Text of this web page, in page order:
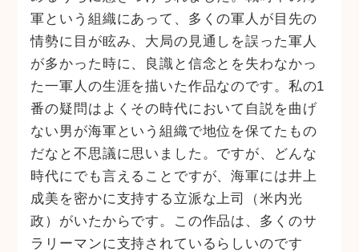
軍という組織にあって、多くの軍人が目先の
情勢に目が眩み、大局の見通しを誤った軍人
が多かった時に、良識と信念とを失わなかっ
た一軍人の生涯を描いた作品なのです。私の1
番の疑問はよくその時代において自説を曲げ
ない男が海軍という組織で地位を保てたもの
だなと不思議に思いました。ですが、どんな
時代にでも言えることですが、海軍には井上
成美を密かに支持する立派な上司（米内光
政）がいたからです。この作品は、多くのサ
ラリーマンに支持されているらしいのです